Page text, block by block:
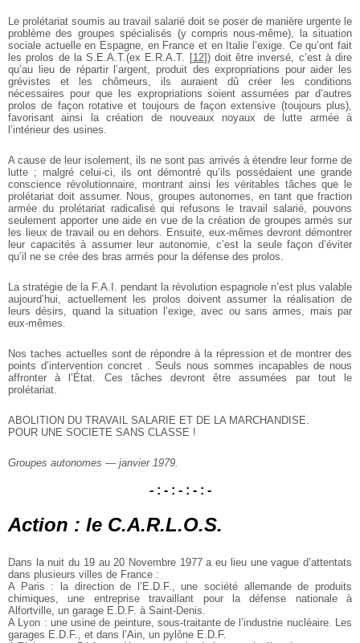
Le prolétariat soumis au travail salarié doit se poser de manière urgente le
problème des groupes spécialisés (y compris nous-même), la situation
sociale actuelle en Espagne, en France et en Italie l’exige. Ce qu’ont fait
les prolos de la S.E.A.T.(ex E.R.A.T. [12]) doit être inversé, c’est à dire
qu’au lieu de répartir l’argent, produit des expropriations pour aider les
grévistes et les chômeurs, ils auraient dû créer les conditions
nécessaires pour que les expropriations soient assumées par d’autres
prolos de façon rotative et toujours de façon extensive (toujours plus),
favorisant ainsi la création de nouveaux noyaux de lutte armée à
l’intérieur des usines.
A cause de leur isolement, ils ne sont pas arrivés à étendre leur forme de
lutte ; malgré celui-ci, ils ont démontré qu’ils possédaient une grande
conscience révolutionnaire, montrant ainsi les véritables tâches que le
prolétariat doit assumer. Nous, groupes autonomes, en tant que fraction
armée du prolétariat radicalisé qui refusons le travail salarié, pouvons
seulement apporter une aide en vue de la création de groupes armés sur
les lieux de travail ou en dehors. Ensuite, eux-mêmes devront démontrer
leur capacités à assumer leur autonomie, c’est la seule façon d’éviter
qu’il ne se crée des bras armés pour la défense des prolos.
La stratégie de la F.A.I. pendant la révolution espagnole n’est plus valable
aujourd’hui, actuellement les prolos doivent assumer la réalisation de
leurs désirs, quand la situation l’exige, avec ou sans armes, mais par
eux-mêmes.
Nos taches actuelles sont de répondre à la répression et de montrer des
points d’intervention concret . Seuls nous sommes incapables de nous
affronter à l’État. Ces tâches devront être assumées par tout le
prolétariat.
ABOLITION DU TRAVAIL SALARIE ET DE LA MARCHANDISE.
POUR UNE SOCIETE SANS CLASSE !
Groupes autonomes — janvier 1979.
- : - : - : - : -
Action : le C.A.R.L.O.S.
Dans la nuit du 19 au 20 Novembre 1977 a eu lieu une vague d’attentats
dans plusieurs villes de France :
A Paris : la direction de l’E.D.F., une société allemande de produits
chimiques, une entreprise travaillant pour la défense nationale à
Alfortville, un garage E.D.F. à Saint-Denis.
A Lyon : une usine de peinture, sous-traitante de l’industrie nucléaire. Les
garages E.D.F., et dans l’Ain, un pylône E.D.F.